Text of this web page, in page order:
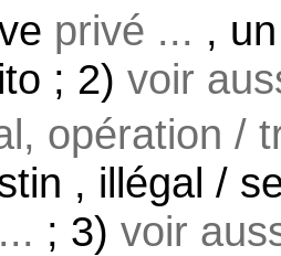
privé ... ,
; 2) voir
opération /
, illégal /
; 3) voir